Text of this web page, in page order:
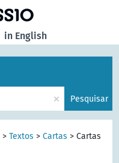
in English
× Pesquisar
>Textos >Cartas >Cartas